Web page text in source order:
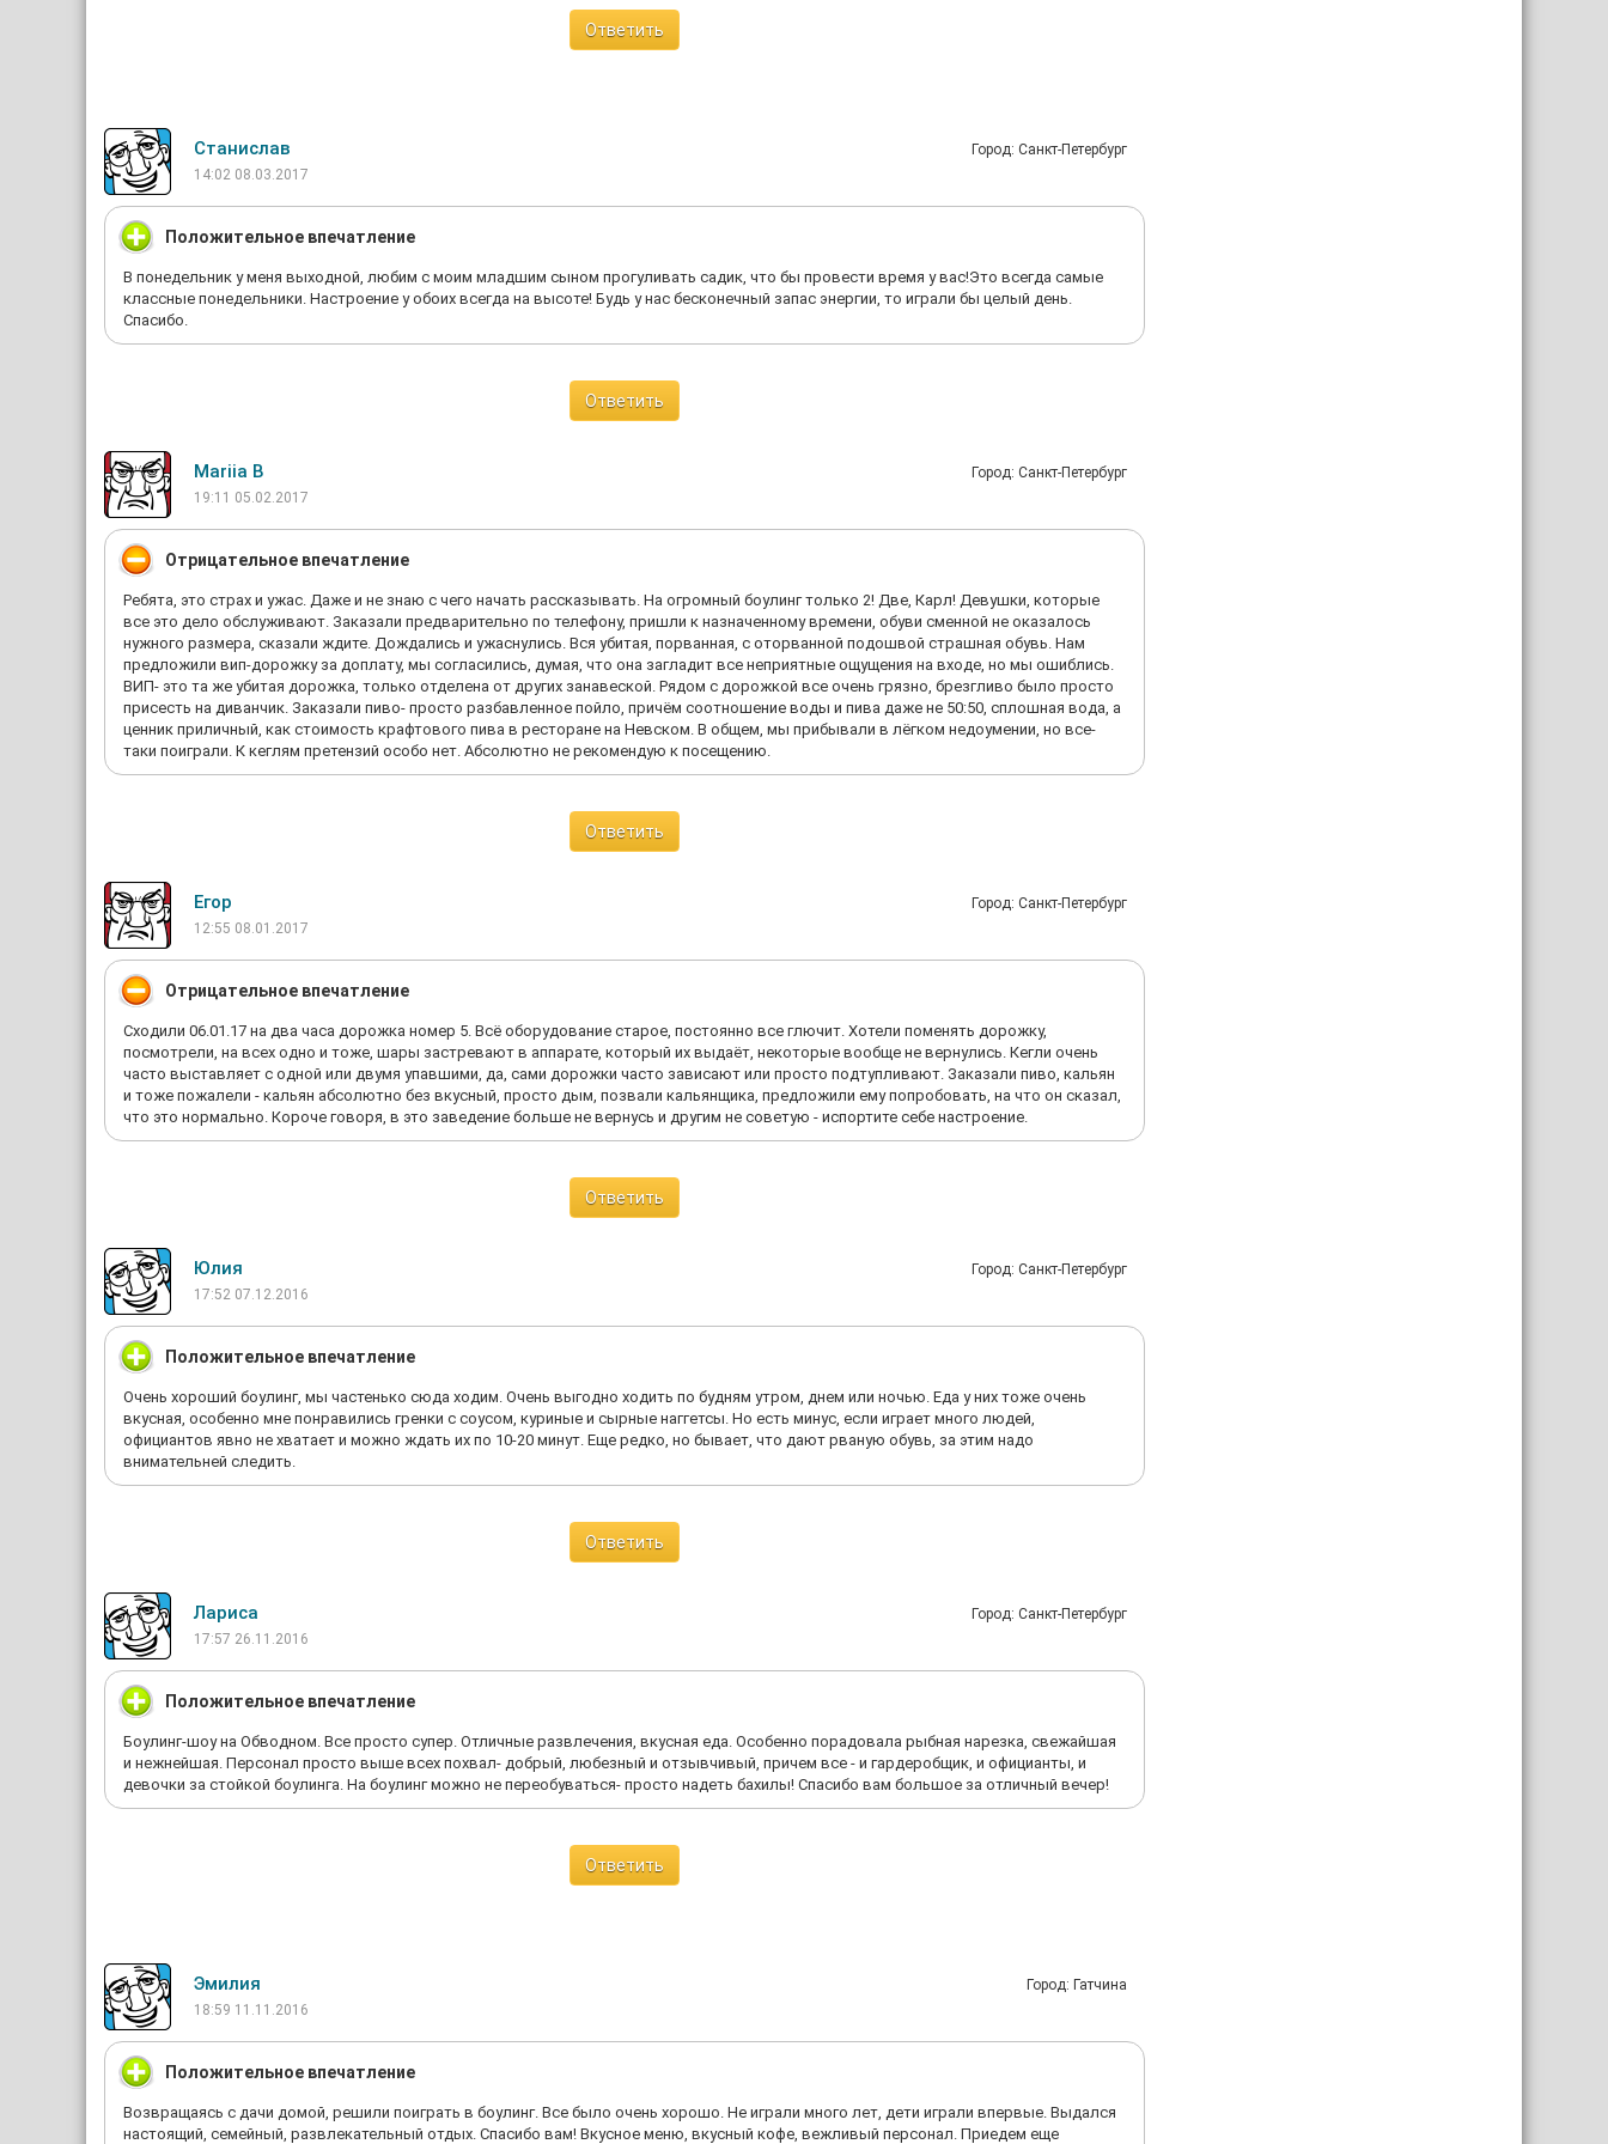
Ответить
Станислав
Город: Санкт-Петербург
14:02 08.03.2017
Положительное впечатление
В понедельник у меня выходной, любим с моим младшим сыном прогуливать садик, что бы провести время у вас!Это всегда самые
классные понедельники. Настроение у обоих всегда на высоте! Будь у нас бесконечный запас энергии, то играли бы целый день.
Спасибо.
Ответить
Mariia B
Город: Санкт-Петербург
19:11 05.02.2017
Отрицательное впечатление
Ребята, это страх и ужас. Даже и не знаю с чего начать рассказывать. На огромный боулинг только 2! Две, Карл! Девушки, которые
все это дело обслуживают. Заказали предварительно по телефону, пришли к назначенному времени, обуви сменной не оказалось
нужного размера, сказали ждите. Дождались и ужаснулись. Вся убитая, порванная, с оторванной подошвой страшная обувь. Нам
предложили вип-дорожку за доплату, мы согласились, думая, что она загладит все неприятные ощущения на входе, но мы ошиблись.
ВИП- это та же убитая дорожка, только отделена от других занавеской. Рядом с дорожкой все очень грязно, брезгливо было просто
присесть на диванчик. Заказали пиво- просто разбавленное пойло, причём соотношение воды и пива даже не 50:50, сплошная вода, а
ценник приличный, как стоимость крафтового пива в ресторане на Невском. В общем, мы прибывали в лёгком недоумении, но все-
таки поиграли. К кеглям претензий особо нет. Абсолютно не рекомендую к посещению.
Ответить
Егор
Город: Санкт-Петербург
12:55 08.01.2017
Отрицательное впечатление
Сходили 06.01.17 на два часа дорожка номер 5. Всё оборудование старое, постоянно все глючит. Хотели поменять дорожку,
посмотрели, на всех одно и тоже, шары застревают в аппарате, который их выдаёт, некоторые вообще не вернулись. Кегли очень
часто выставляет с одной или двумя упавшими, да, сами дорожки часто зависают или просто подтупливают. Заказали пиво, кальян
и тоже пожалели - кальян абсолютно без вкусный, просто дым, позвали кальянщика, предложили ему попробовать, на что он сказал,
что это нормально. Короче говоря, в это заведение больше не вернусь и другим не советую - испортите себе настроение.
Ответить
Юлия
Город: Санкт-Петербург
17:52 07.12.2016
Положительное впечатление
Очень хороший боулинг, мы частенько сюда ходим. Очень выгодно ходить по будням утром, днем или ночью. Еда у них тоже очень
вкусная, особенно мне понравились гренки с соусом, куриные и сырные наггетсы. Но есть минус, если играет много людей,
официантов явно не хватает и можно ждать их по 10-20 минут. Еще редко, но бывает, что дают рваную обувь, за этим надо
внимательней следить.
Ответить
Лариса
Город: Санкт-Петербург
17:57 26.11.2016
Положительное впечатление
Боулинг-шоу на Обводном. Все просто супер. Отличные развлечения, вкусная еда. Особенно порадовала рыбная нарезка, свежайшая
и нежнейшая. Персонал просто выше всех похвал- добрый, любезный и отзывчивый, причем все - и гардеробщик, и официанты, и
девочки за стойкой боулинга. На боулинг можно не переобуваться- просто надеть бахилы! Спасибо вам большое за отличный вечер!
Ответить
Эмилия
Город: Гатчина
18:59 11.11.2016
Положительное впечатление
Возвращаясь с дачи домой, решили поиграть в боулинг. Все было очень хорошо. Не играли много лет, дети играли впервые. Выдался
настоящий, семейный, развлекательный отдых. Спасибо вам! Вкусное меню, вкусный кофе, вежливый персонал. Приедем еще